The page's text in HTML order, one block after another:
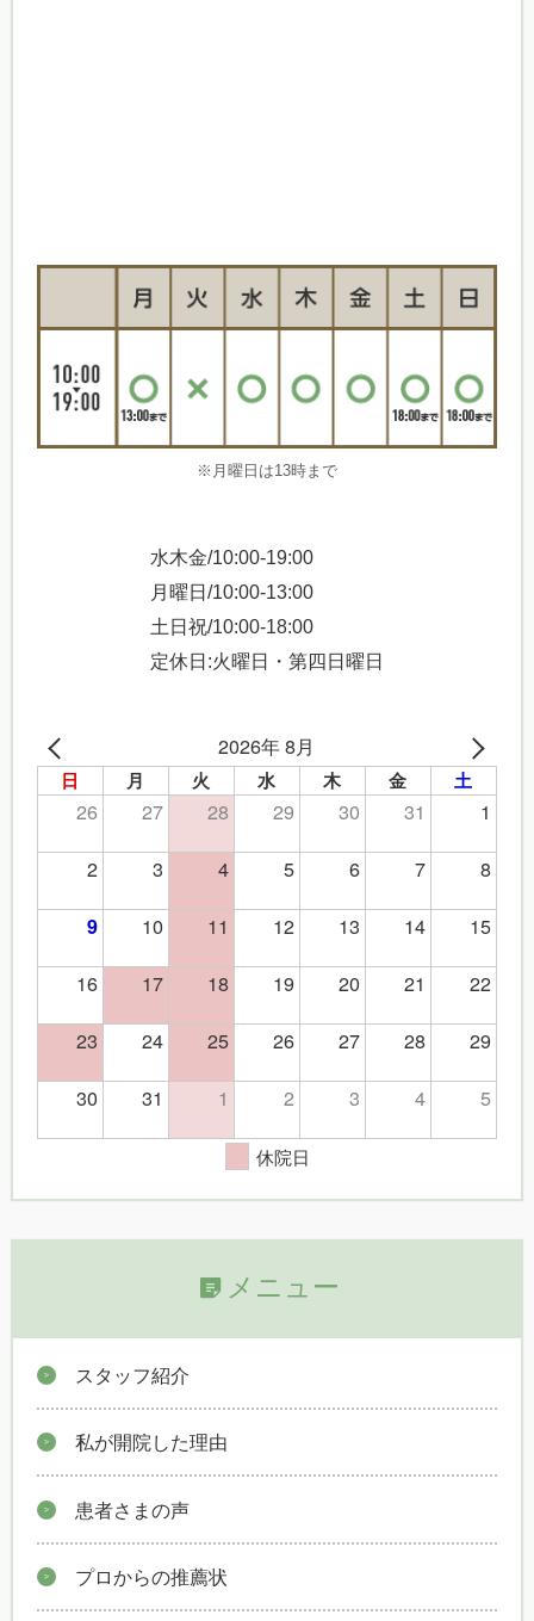
※月曜日は13時まで
水木金/10:00-19:00
月曜日/10:00-13:00
土日祝/10:00-18:00
定休日:火曜日・第四日曜日
2026年 8月
日 月 火 水 木 金 土
26 27 28 29 30 31
1
2
3 4 5 6 7 8
9 10 11 12 13 14
15
16
17 18 19 20 21
22
23
24 25 26 27 28
29
30
31 1 2 3 4 5
休院日
メニュー
スタッフ紹介
私が開院した理由
患者さまの声
プロからの推薦状